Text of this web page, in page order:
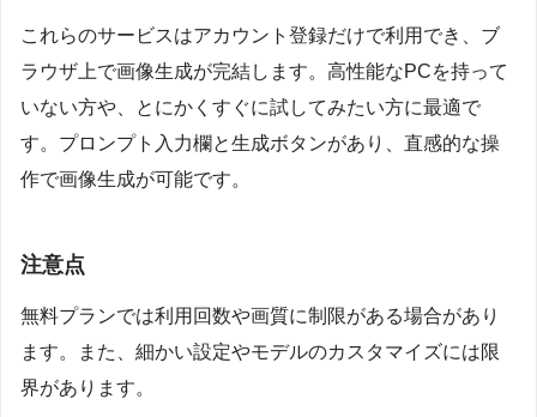
これらのサービスはアカウント登録だけで利用でき、ブ
ラウザ上で画像生成が完結します。高性能なPCを持って
いない方や、とにかくすぐに試してみたい方に最適で
す。プロンプト入力欄と生成ボタンがあり、直感的な操
作で画像生成が可能です。
注意点
無料プランでは利用回数や画質に制限がある場合があり
ます。また、細かい設定やモデルのカスタマイズには限
界があります。